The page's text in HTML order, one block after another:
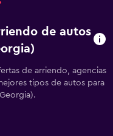
de autos
de arriendo, agencias
tipos de autos para